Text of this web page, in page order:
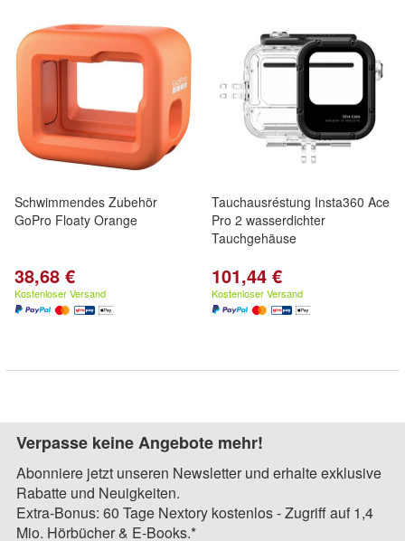
Schwimmendes Zubehör
GoPro Floaty Orange
38,68 €
Kostenloser Versand
Tauchausréstung Insta360 Ace
Pro 2 wasserdichter
Tauchgehäuse
101,44 €
Kostenloser Versand
Verpasse keine Angebote mehr!
Abonniere jetzt unseren Newsletter und erhalte exklusive
Rabatte und Neuigkeiten.
Extra-Bonus: 60 Tage Nextory kostenlos - Zugriff auf 1,4
Mio. Hörbücher & E-Books.*